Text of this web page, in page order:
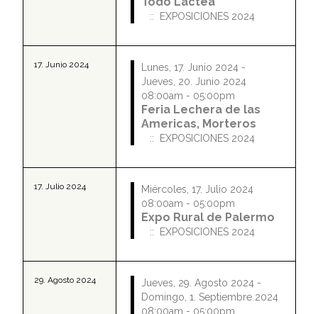
:: EXPOSICIONES 2024
17. Junio 2024
Lunes, 17. Junio 2024 -
Jueves, 20. Junio 2024
08:00am - 05:00pm
Feria Lechera de las
Americas, Morteros
:: EXPOSICIONES 2024
17. Julio 2024
Miércoles, 17. Julio 2024
08:00am - 05:00pm
Expo Rural de Palermo
:: EXPOSICIONES 2024
29. Agosto 2024
Jueves, 29. Agosto 2024 -
Domingo, 1. Septiembre 2024
08:00am - 05:00pm
CALENDARIO DE EXPOSICIONES Y REMATES 2021
CALENDARIO DE EXPOSICIONES Y REMATES 2019
CALENDARIO DE EXPOSICIONES Y REMATES 2018